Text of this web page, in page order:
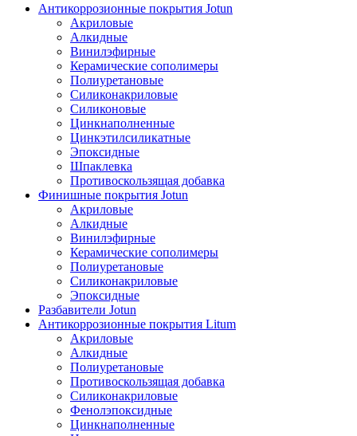
Антикоррозионные покрытия Jotun
Акриловые
Алкидные
Винилэфирные
Керамические сополимеры
Полиуретановые
Силиконакриловые
Силиконовые
Цинкнаполненные
Цинкэтилсиликатные
Эпоксидные
Шпаклевка
Противоскользящая добавка
Финишные покрытия Jotun
Акриловые
Алкидные
Винилэфирные
Керамические сополимеры
Полиуретановые
Силиконакриловые
Эпоксидные
Разбавители Jotun
Антикоррозионные покрытия Litum
Акриловые
Алкидные
Полиуретановые
Противоскользящая добавка
Силиконакриловые
Фенолэпоксидные
Цинкнаполненные